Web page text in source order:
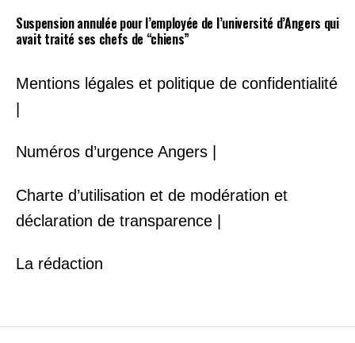
Suspension annulée pour l’employée de l’université d’Angers qui
avait traité ses chefs de “chiens”
Mentions légales et politique de confidentialité
Numéros d’urgence Angers |
Charte d’utilisation et de modération et
déclaration de transparence |
La rédaction